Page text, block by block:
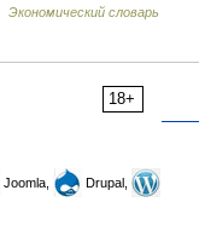
Экономический словарь
18+
Joomla,
Drupal,